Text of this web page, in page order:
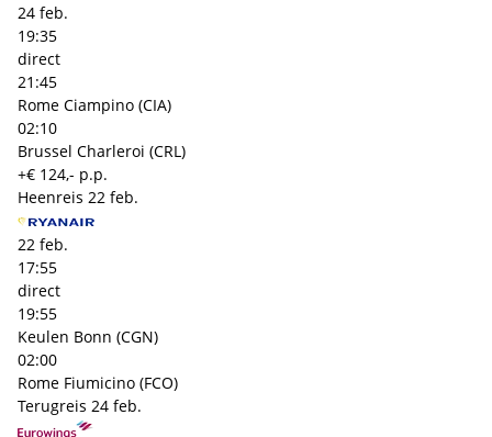
24 feb.
19:35
direct
21:45
Rome Ciampino (CIA)
02:10
Brussel Charleroi (CRL)
+€ 124,- p.p.
Heenreis 22 feb.
22 feb.
17:55
direct
19:55
Keulen Bonn (CGN)
02:00
Rome Fiumicino (FCO)
Terugreis 24 feb.